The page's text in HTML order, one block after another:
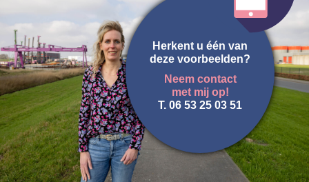
Herkent u één van
deze voorbeelden?
Neem contact
met mij op!
T. 06 53 25 03 51